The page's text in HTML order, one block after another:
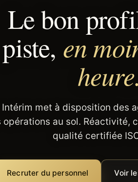
Le bon
piste, en
heure.
Intérim met à disposition des
opérations au sol. Réactivité,
qualité certifiée
Recruter du personnel Voir